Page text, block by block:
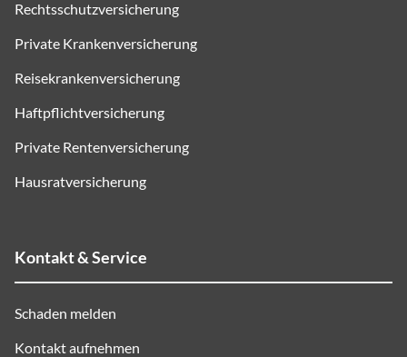
Rechtsschutzversicherung
Private Krankenversicherung
Reisekrankenversicherung
Haftpflichtversicherung
Private Rentenversicherung
Hausratversicherung
Kontakt & Service
Schaden melden
Kontakt aufnehmen